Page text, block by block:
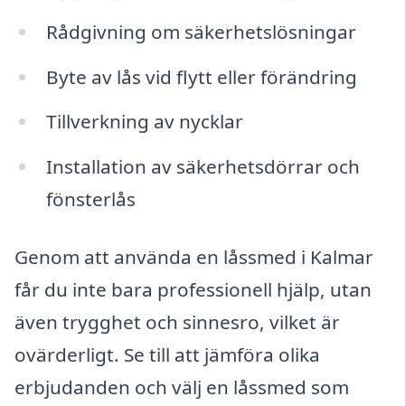
Rådgivning om säkerhetslösningar
Byte av lås vid flytt eller förändring
Tillverkning av nycklar
Installation av säkerhetsdörrar och
fönsterlås
Genom att använda en låssmed i Kalmar
får du inte bara professionell hjälp, utan
även trygghet och sinnesro, vilket är
ovärderligt. Se till att jämföra olika
erbjudanden och välj en låssmed som